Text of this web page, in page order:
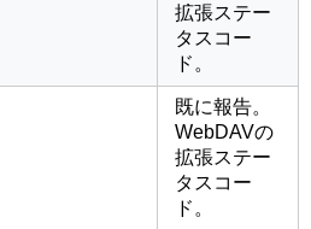
拡張ステー
タスコー
ド。
既に報告。
WebDAVの
拡張ステー
タスコー
ド。